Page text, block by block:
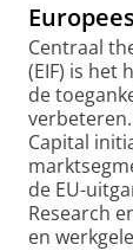
Centraal
(EIF) is het
de
Capital
de EU-
Research
en